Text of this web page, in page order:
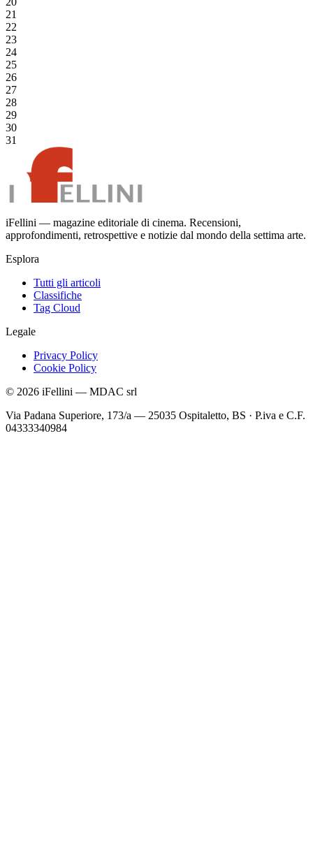
21
22
23
24
25
26
27
28
29
30
31
iFellini — magazine editoriale di cinema. Recensioni,
approfondimenti, retrospettive e notizie dal mondo della settima arte.
Esplora
Tutti gli articoli
Classifiche
Tag Cloud
Legale
Privacy Policy
Cookie Policy
© 2026 iFellini — MDAC srl
Via Padana Superiore, 173/a — 25035 Ospitaletto, BS · P.iva e C.F.
04333340984